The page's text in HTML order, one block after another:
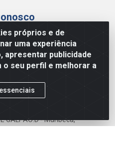
próprios e de
uma experiência
apresentar publicidade
seu perfil e melhorar a
0103
0579
LTDA - RODOVIA
GALPAO:D - Muribeca,